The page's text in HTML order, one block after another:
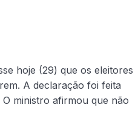
hoje (29) que os eleitores
A declaração foi feita
ministro afirmou que não